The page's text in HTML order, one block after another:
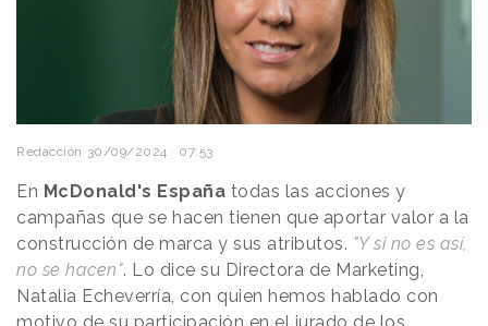
Redacción 30/09/2024 · 07:53
En McDonald's España todas las acciones y
campañas que se hacen tienen que aportar valor a la
construcción de marca y sus atributos. "Y si no es así,
no se hacen". Lo dice su Directora de Marketing,
Natalia Echeverría, con quien hemos hablado con
motivo de su participación en el jurado de los